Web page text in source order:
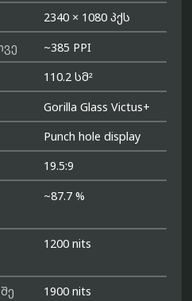
2340 × 1080 პქს
~385 PPI
110.2 სმ²
Gorilla Glass Victus+
Punch hole display
19.5:9
~87.7 %
1200 nits
1900 nits